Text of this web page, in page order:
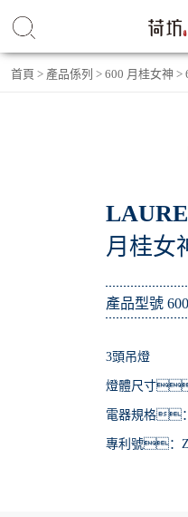
首頁 > 產品係列 > 600 月桂女神 >
月桂女
產品型號
3頭吊燈
燈體尺寸
電器規格
專利號：